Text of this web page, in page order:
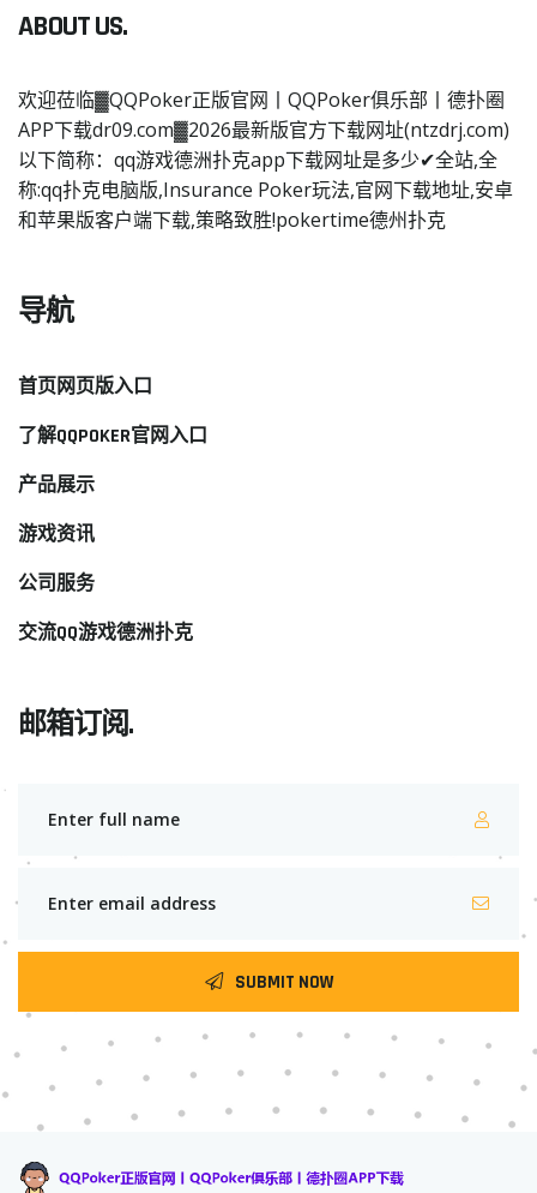
ABOUT US.
欢迎莅临▓QQPoker正版官网丨QQPoker俱乐部丨德扑圈
APP下载dr09.com▓2026最新版官方下载网址(ntzdrj.com)
以下简称：qq游戏德洲扑克app下载网址是多少✔全站,全
称:qq扑克电脑版,Insurance Poker玩法,官网下载地址,安卓
和苹果版客户端下载,策略致胜!pokertime德州扑克
导航
首页网页版入口
了解QQPOKER官网入口
产品展示
游戏资讯
公司服务
交流QQ游戏德洲扑克
邮箱订阅.
SUBMIT NOW